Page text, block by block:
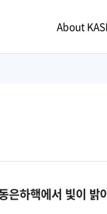
About KASI
은하핵에서 빛이 밝